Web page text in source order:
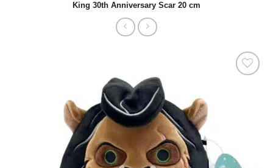
King 30th Anniversary Scar 20 cm